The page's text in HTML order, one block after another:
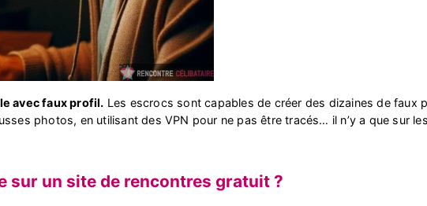
avec faux profil. Les escrocs sont capables de créer des dizaines de faux
photos, en utilisant des VPN pour ne pas être tracés… il n’y a que sur
sur un site de rencontres gratuit ?